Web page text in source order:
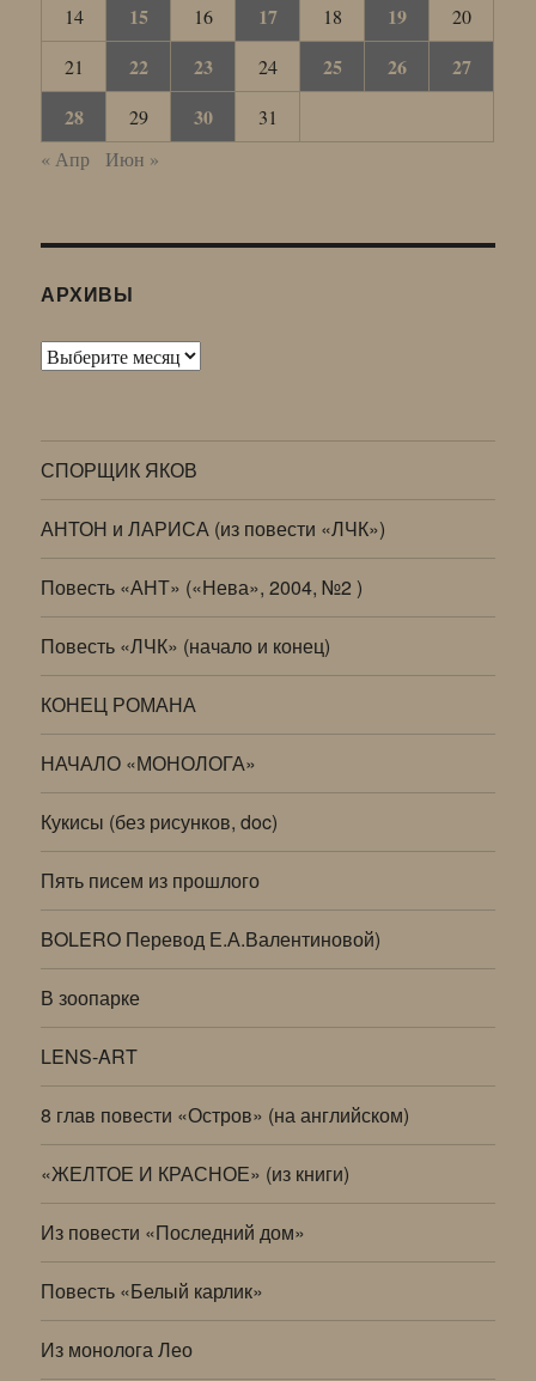
14 15 16 17 18 19
20
21
22 23 24 25 26
27
28
29 30
31
« Апр
Июн »
АРХИВЫ
Архивы
СПОРЩИК ЯКОВ
АНТОН и ЛАРИСА (из повести «ЛЧК»)
Повесть «АНТ» («Нева», 2004, №2 )
Повесть «ЛЧК» (начало и конец)
КОНЕЦ РОМАНА
НАЧАЛО «МОНОЛОГА»
Кукисы (без рисунков, doc)
Пять писем из прошлого
BOLERO Перевод Е.А.Валентиновой)
В зоопарке
LENS-ART
8 глав повести «Остров» (на английском)
«ЖЕЛТОЕ И КРАСНОЕ» (из книги)
Из повести «Последний дом»
Повесть «Белый карлик»
Из монолога Лео